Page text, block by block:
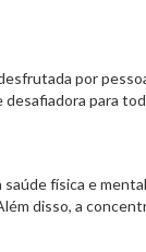
por
desafiadora para
saúde física e
disso, a